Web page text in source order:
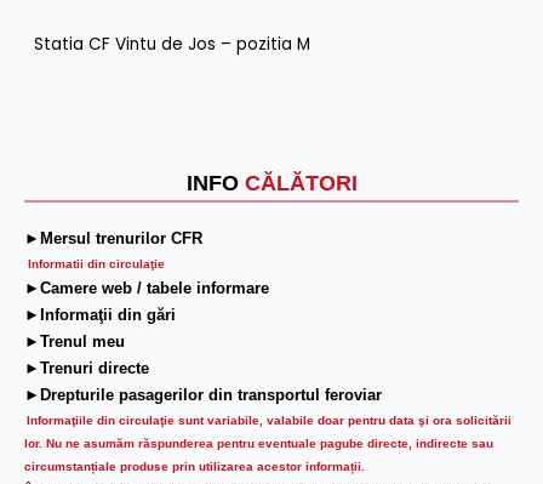
INFO CĂLĂTORI
►Mersul trenurilor CFR
Informatii din circulaţie
►Camere web / tabele informare
►Informaţii din gări
►Trenul meu
►Trenuri directe
►Drepturile pasagerilor din transportul feroviar
Informaţiile din circulaţie sunt variabile, valabile doar pentru data şi ora solicitării
lor. Nu ne asumăm răspunderea pentru eventuale pagube directe, indirecte sau
circumstanțiale produse prin utilizarea acestor informații.
Statia CF Vintu de Jos – pozitia M